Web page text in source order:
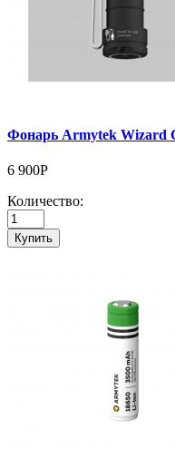
Фонарь Armytek Wizard
6 900Р
Количество:
Купить